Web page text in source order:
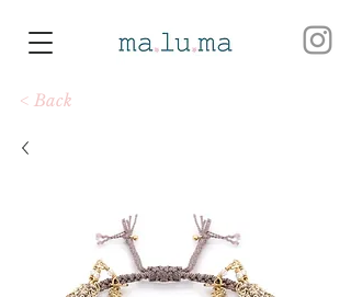
< Back